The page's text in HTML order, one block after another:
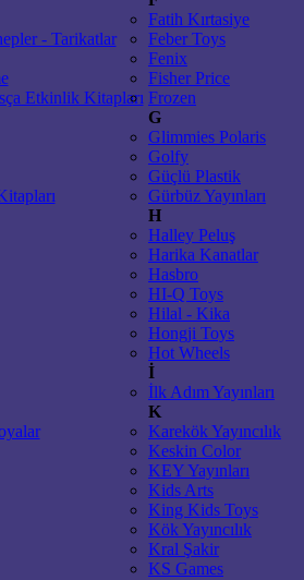
- Tarikatlar
Etkinlik Kitapları
Fatih Kırtasiye
Feber Toys
Fenix
Fisher Price
Frozen
G
Glimmies Polaris
Golfy
Güçlü Plastik
Gürbüz Yayınları
H
Halley Peluş
Harika Kanatlar
Hasbro
HI-Q Toys
Hilal - Kika
Hongji Toys
Hot Wheels
İ
İlk Adım Yayınları
K
Karekök Yayıncılık
Keskin Color
KEY Yayınları
Kids Arts
King Kids Toys
Kök Yayıncılık
Kral Şakir
KS Games